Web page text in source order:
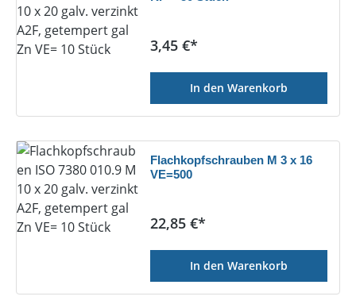
Regulärer Preis:
3,45 €*
In den Warenkorb
Flachkopfschrauben M 3 x 16
VE=500
Regulärer Preis:
22,85 €*
In den Warenkorb